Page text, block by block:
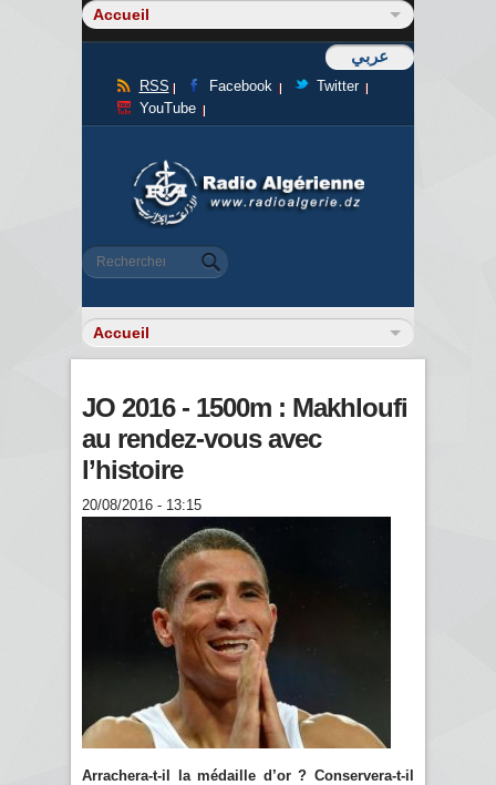
عربي
RSS Facebook
Twitter
YouTube
Formulaire de recherche
Rechercher
JO 2016 - 1500m : Makhloufi
au rendez-vous avec
l’histoire
20/08/2016 - 13:15
Arrachera-t-il la médaille d’or ? Conservera-t-il